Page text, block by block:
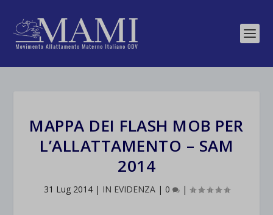
MAPPA DEI FLASH MOB PER
L’ALLATTAMENTO – SAM
2014
31 Lug 2014| IN EVIDENZA| 0 |